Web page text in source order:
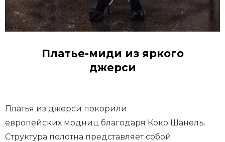
Платье-миди из яркого
джерси
Платья из джерси покорили
европейских модниц благодаря Коко Шанель.
Структура полотна представляет собой